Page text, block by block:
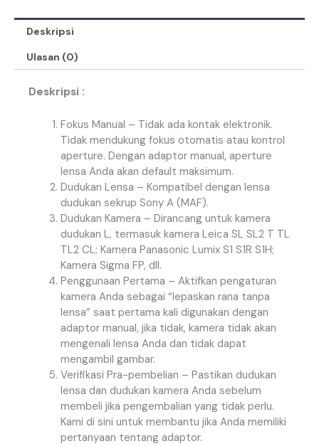
Deskripsi
Ulasan (0)
Deskripsi :
Fokus Manual – Tidak ada kontak elektronik.
Tidak mendukung fokus otomatis atau kontrol
aperture. Dengan adaptor manual, aperture
lensa Anda akan default maksimum.
Dudukan Lensa – Kompatibel dengan lensa
dudukan sekrup Sony A (MAF).
Dudukan Kamera – Dirancang untuk kamera
dudukan L, termasuk kamera Leica SL SL2 T TL
TL2 CL; Kamera Panasonic Lumix S1 S1R S1H;
Kamera Sigma FP, dll.
Penggunaan Pertama – Aktifkan pengaturan
kamera Anda sebagai “lepaskan rana tanpa
lensa” saat pertama kali digunakan dengan
adaptor manual, jika tidak, kamera tidak akan
mengenali lensa Anda dan tidak dapat
mengambil gambar.
Verifikasi Pra-pembelian – Pastikan dudukan
lensa dan dudukan kamera Anda sebelum
membeli jika pengembalian yang tidak perlu.
Kami di sini untuk membantu jika Anda memiliki
pertanyaan tentang adaptor.